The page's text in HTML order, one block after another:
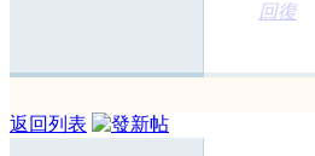
回復
返回列表